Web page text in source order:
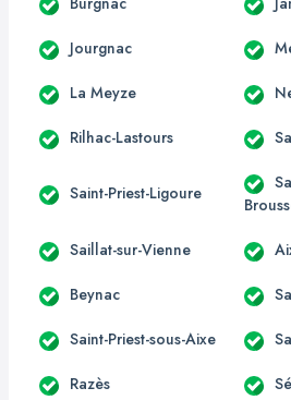
Jourgnac
La Meyze
Rilhac-Lastours
Saint-Priest-Ligoure
Saillat-sur-Vienne
Beynac
Saint-Priest-sous-Aixe
Razès